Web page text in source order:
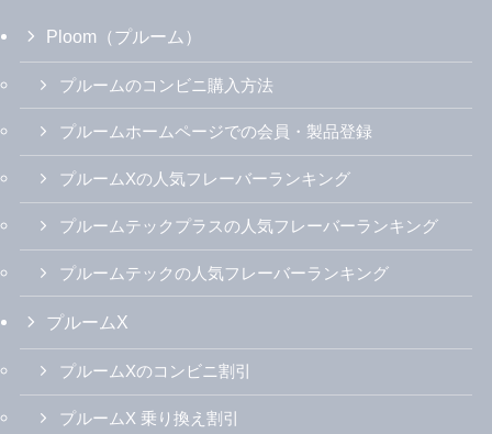
Ploom（プルーム）
プルームのコンビニ購入方法
プルームホームページでの会員・製品登録
プルームXの人気フレーバーランキング
プルームテックプラスの人気フレーバーランキング
プルームテックの人気フレーバーランキング
プルームX
プルームXのコンビニ割引
プルームX 乗り換え割引